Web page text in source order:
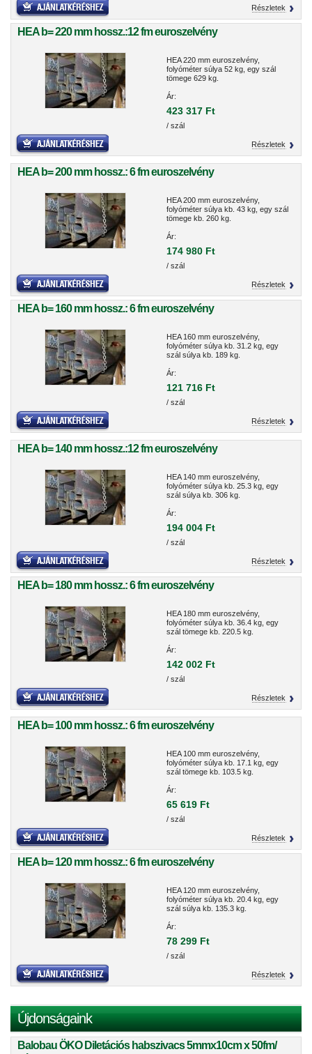
Részletek
HEA b= 220 mm hossz.:12 fm euroszelvény
HEA 220 mm euroszelvény,
folyóméter súlya 52 kg, egy szál
tömege 629 kg.
Ár:
423 317 Ft
/ szál
Részletek
HEA b= 200 mm hossz.: 6 fm euroszelvény
HEA 200 mm euroszelvény,
folyóméter súlya kb. 43 kg, egy szál
tömege kb. 260 kg.
Ár:
174 980 Ft
/ szál
Részletek
HEA b= 160 mm hossz.: 6 fm euroszelvény
HEA 160 mm euroszelvény,
folyóméter súlya kb. 31.2 kg, egy
szál súlya kb. 189 kg.
Ár:
121 716 Ft
/ szál
Részletek
HEA b= 140 mm hossz.:12 fm euroszelvény
HEA 140 mm euroszelvény,
folyóméter súlya kb. 25.3 kg, egy
szál súlya kb. 306 kg.
Ár:
194 004 Ft
/ szál
Részletek
HEA b= 180 mm hossz.: 6 fm euroszelvény
HEA 180 mm euroszelvény,
folyóméter súlya kb. 36.4 kg, egy
szál tömege kb. 220.5 kg.
Ár:
142 002 Ft
/ szál
Részletek
HEA b= 100 mm hossz.: 6 fm euroszelvény
HEA 100 mm euroszelvény,
folyóméter súlya kb. 17.1 kg, egy
szál tömege kb. 103.5 kg.
Ár:
65 619 Ft
/ szál
Részletek
HEA b= 120 mm hossz.: 6 fm euroszelvény
HEA 120 mm euroszelvény,
folyóméter súlya kb. 20.4 kg, egy
szál súlya kb. 135.3 kg.
Ár:
78 299 Ft
/ szál
Részletek
Újdonságaink
Balobau ÖKO Diletációs habszivacs 5mmx10cm x 50fm/